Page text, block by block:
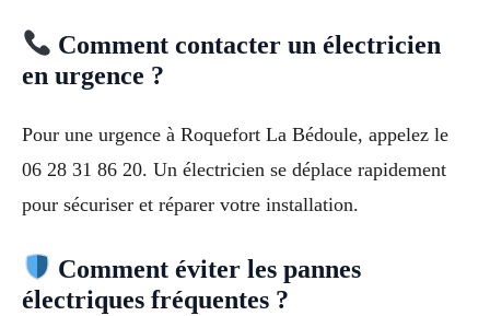
Comment contacter un électricien
en urgence ?
Pour une urgence à Roquefort La Bédoule, appelez le
06 28 31 86 20. Un électricien se déplace rapidement
pour sécuriser et réparer votre installation.
Comment éviter les pannes
électriques fréquentes ?